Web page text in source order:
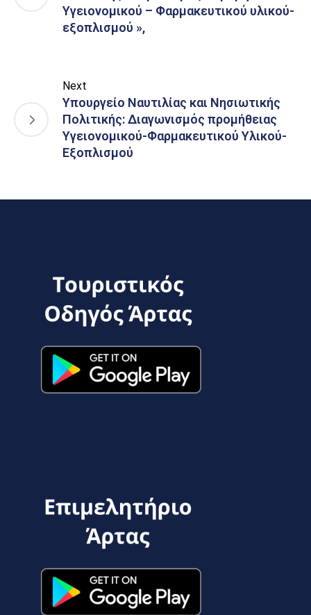
Υγειονομικού – Φαρμακευτικού υλικού-
εξοπλισμού »,
Next
Υπουργείο Ναυτιλίας και Νησιωτικής
Πολιτικής: Διαγωνισμός προμήθειας
Υγειονομικού-Φαρμακευτικού Υλικού-
Εξοπλισμού